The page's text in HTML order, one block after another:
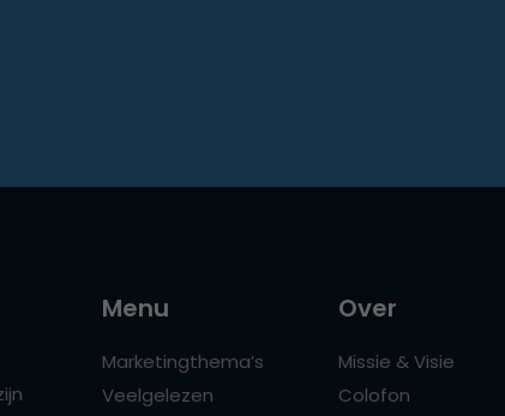
Menu
Marketingthema’s
Veelgelezen
Over
Missie & Visie
Colofon